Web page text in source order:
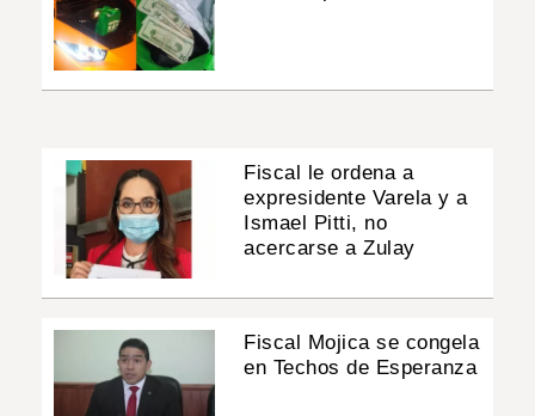
Fiscal le ordena a
expresidente Varela y a
Ismael Pitti, no
acercarse a Zulay
Fiscal Mojica se congela
en Techos de Esperanza